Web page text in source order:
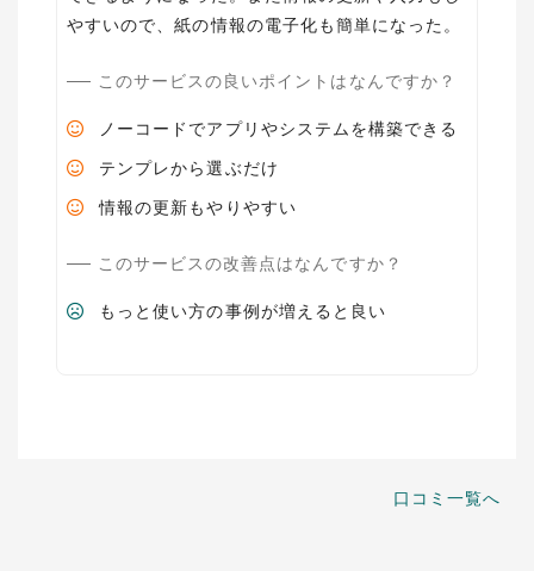
やすいので、紙の情報の電子化も簡単になった。
このサービスの良いポイントはなんですか？
ノーコードでアプリやシステムを構築できる
テンプレから選ぶだけ
情報の更新もやりやすい
このサービスの改善点はなんですか？
もっと使い方の事例が増えると良い
口コミ一覧へ